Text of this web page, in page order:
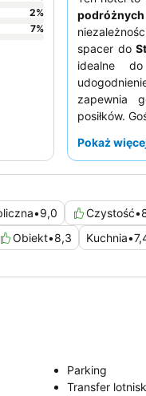
spacer do
idealne
zapewnia
posiłków.
Pokaż
•9,0 Czystość•
Obiekt•8,3 Kuchnia•
2%
7%
Parking
Transfer